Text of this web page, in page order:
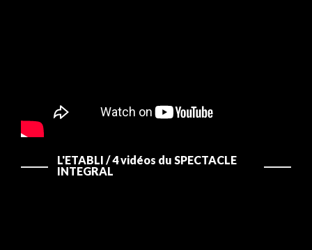
L'ETABLI / 4 vidéos du SPECTACLE
INTEGRAL